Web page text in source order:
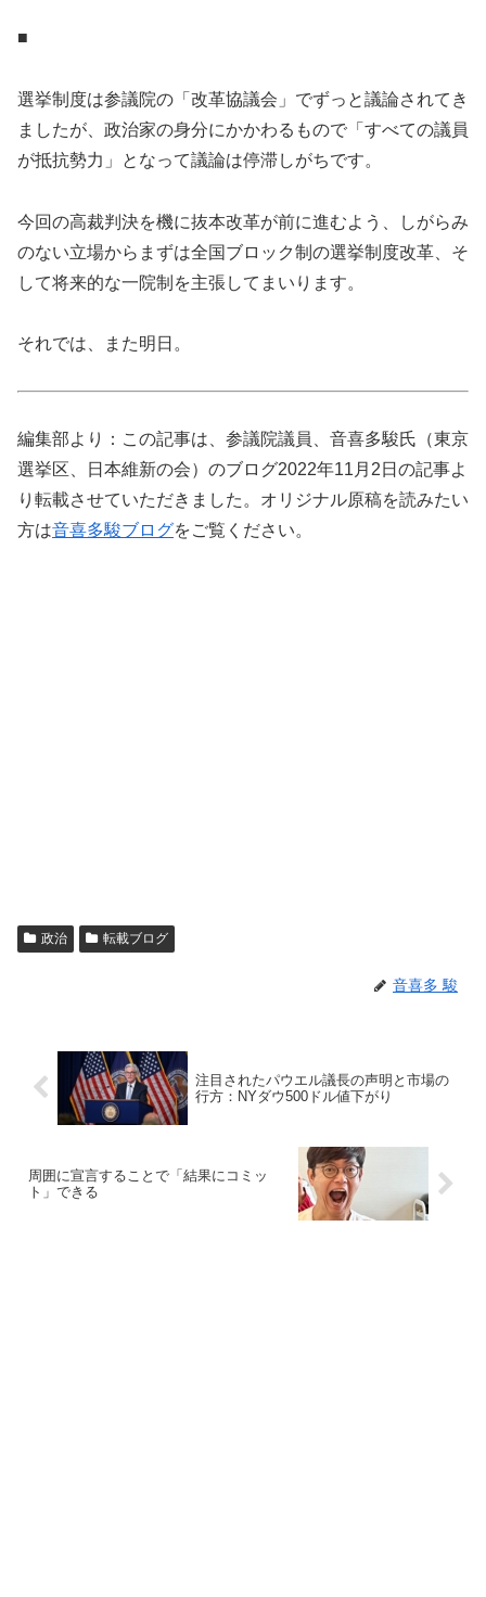
■
選挙制度は参議院の「改革協議会」でずっと議論されてき
ましたが、政治家の身分にかかわるもので「すべての議員
が抵抗勢力」となって議論は停滞しがちです。
今回の高裁判決を機に抜本改革が前に進むよう、しがらみ
のない立場からまずは全国ブロック制の選挙制度改革、そ
して将来的な一院制を主張してまいります。
それでは、また明日。
編集部より：この記事は、参議院議員、音喜多駿氏（東京
選挙区、日本維新の会）のブログ2022年11月2日の記事よ
り転載させていただきました。オリジナル原稿を読みたい
方は音喜多駿ブログをご覧ください。
政治 転載ブログ
音喜多 駿
注目されたパウエル議長の声明と市場の
行方：NYダウ500ドル値下がり
周囲に宣言することで「結果にコミッ
ト」できる